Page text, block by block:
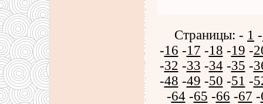
Страницы: - 1 -
-16 -17 -18 -19 -
-32 -33 -34-35 -
-48 -49 -50 -51 -
-64-65 -66 -67 -